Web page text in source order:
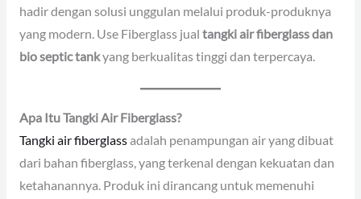
hadir dengan solusi unggulan melalui produk-produknya
yang modern. Use Fiberglass jual tangki air fiberglass dan
bio septic tankyang berkualitas tinggi dan terpercaya.
Apa Itu Tangki Air Fiberglass?
Tangki air fiberglassadalah penampungan air yang dibuat
dari bahan fiberglass, yang terkenal dengan kekuatan dan
ketahanannya. Produk ini dirancang untuk memenuhi